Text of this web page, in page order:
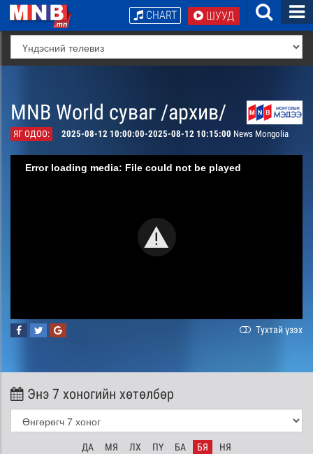
ШУУД
CHART
MNB World суваг /архив/
ЯГ ОДОО: 2025-08-12 10:00:00-2025-08-12 10:15:00 News Mongolia
Error loading media: File could not be played
Тухтай үзэх
Энэ 7 хоногийн хөтөлбөр
ДА МЯ ЛХ ПҮ БА БЯ НЯ